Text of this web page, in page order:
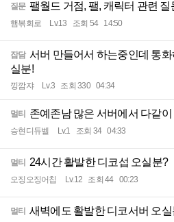
질문 팰월드 거점, 팰, 캐릭터 관련 질
햄볶회로 Lv.13 조회 54 14:50
잡담 서버 만들어서 하는중인데 통
실분!
낑깜쟈 Lv.3 조회 330 04:34
멀티 존예존남 많은 서버에서 다같
승현디듀벨 Lv.1 조회 34 04:33
멀티 24시간 활발한 디코섭 오실분?
오징오징어칩 Lv.12 조회 44 00:23
멀티 새벽에도 활발한 디코서버 오실